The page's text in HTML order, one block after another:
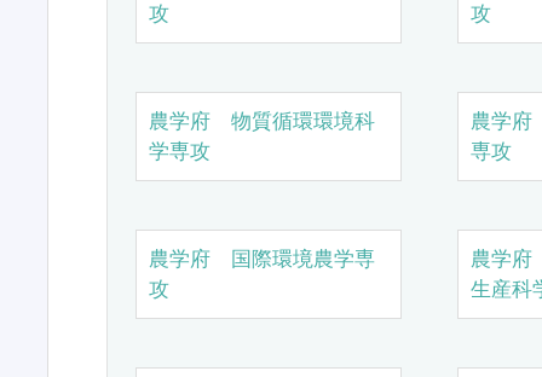
攻
攻
農学府 物質循環環境科
学専攻
農学
専攻
農学府 国際環境農学専
攻
農学
生産科